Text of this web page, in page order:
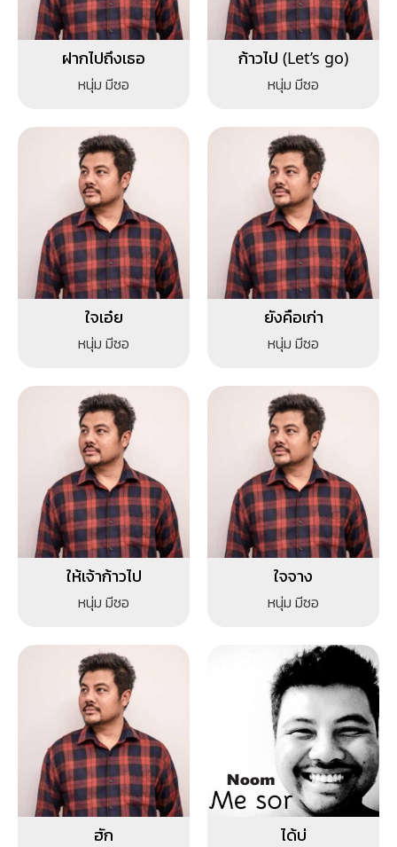
ฝากไปถึงเธอ
หนุ่ม มีซอ
ก้าวไป (Let’s go)
หนุ่ม มีซอ
ใจเอ๋ย
หนุ่ม มีซอ
ยังคือเก่า
หนุ่ม มีซอ
ให้เจ้าก้าวไป
หนุ่ม มีซอ
ใจจาง
หนุ่ม มีซอ
ฮัก ได้บ่